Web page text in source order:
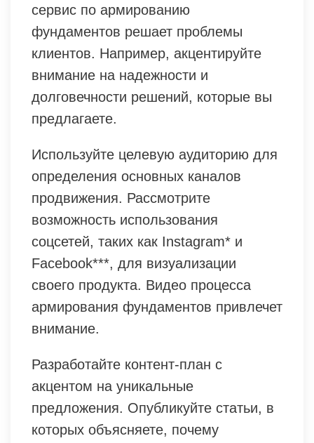
сервис по армированию
фундаментов решает проблемы
клиентов. Например, акцентируйте
внимание на надежности и
долговечности решений, которые вы
предлагаете.
Используйте целевую аудиторию для
определения основных каналов
продвижения. Рассмотрите
возможность использования
соцсетей, таких как Instagram* и
Facebook***, для визуализации
своего продукта. Видео процесса
армирования фундаментов привлечет
внимание.
Разработайте контент-план с
акцентом на уникальные
предложения. Опубликуйте статьи, в
которых объясняете, почему